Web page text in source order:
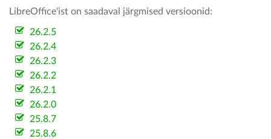
LibreOffice'ist on saadaval järgmised versioonid:
26.2.5
26.2.4
26.2.3
26.2.2
26.2.1
26.2.0
25.8.7
25.8.6